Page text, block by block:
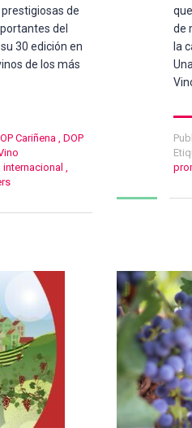
de
del
30 edición en
de los más
Cariñena
DOP
internacional
de
la